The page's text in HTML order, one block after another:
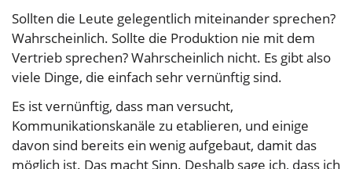
Sollten die Leute gelegentlich miteinander sprechen?
Wahrscheinlich. Sollte die Produktion nie mit dem
Vertrieb sprechen? Wahrscheinlich nicht. Es gibt also
viele Dinge, die einfach sehr vernünftig sind.
Es ist vernünftig, dass man versucht,
Kommunikationskanäle zu etablieren, und einige
davon sind bereits ein wenig aufgebaut, damit das
möglich ist. Das macht Sinn. Deshalb sage ich, dass ich